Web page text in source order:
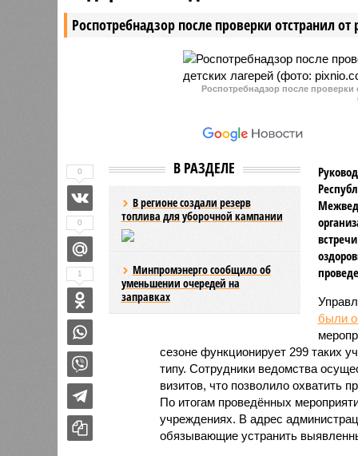
на школу в микрорайоне
Солнечный в Чебоксарах прошла
по концессионному соглашению
с ООО «Прошкола».
Роспотребнадзор после проверки отстранил
Роспотребнадзор после проверки
В РАЗДЕЛЕ
В регионе создали резерв
топлива для уборочной кампании
Минпромэнерго сообщило об
уменьшении очередей на
заправках
были
сезоне функционирует 299 таких
типу. Сотрудники ведомства
визитов, что позволило охватить
По итогам проведённых
учреждениях. В адрес
обязывающие устранить
0
0
1